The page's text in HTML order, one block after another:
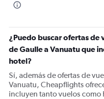
¿Puedo buscar ofertas de
de Gaulle a Vanuatu que
hotel?
Sí, además de ofertas de
Vanuatu, Cheapflights
incluyen tanto vuelos como